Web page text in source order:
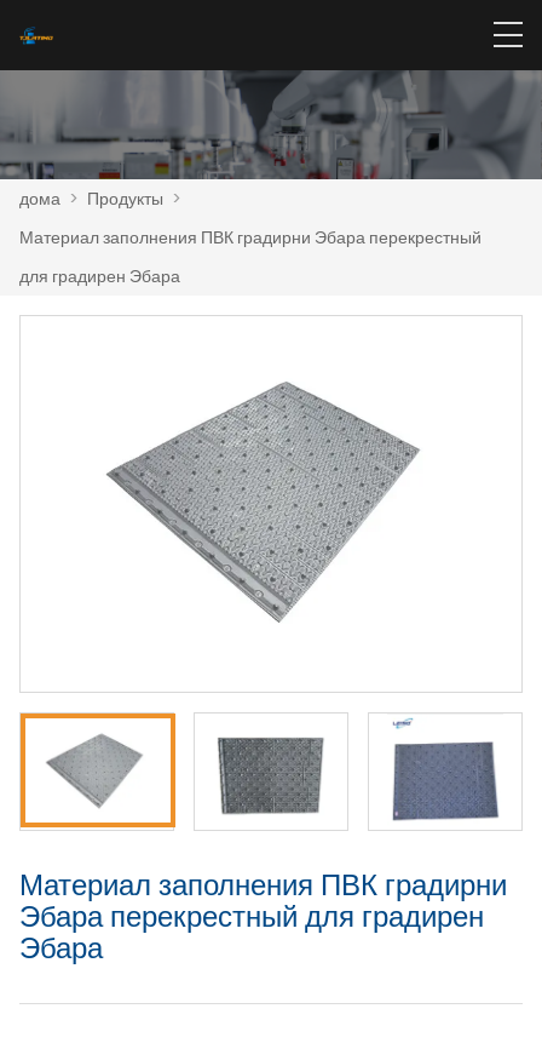
дома > Продукты >
Материал заполнения ПВК градирни Эбара перекрестный
для градирен Эбара
Материал заполнения ПВК градирни
Эбара перекрестный для градирен
Эбара